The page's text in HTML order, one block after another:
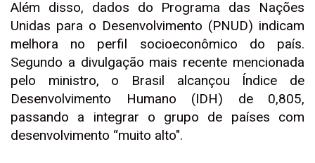
Além disso, dados do Programa das Nações
Unidas para o Desenvolvimento (PNUD) indicam
melhora no perfil socioeconômico do país.
Segundo a divulgação mais recente mencionada
pelo ministro, o Brasil alcançou Índice de
Desenvolvimento Humano (IDH) de 0,805,
passando a integrar o grupo de países com
desenvolvimento “muito alto".